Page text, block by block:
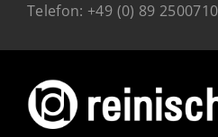
Telefon: +49 (0) 89